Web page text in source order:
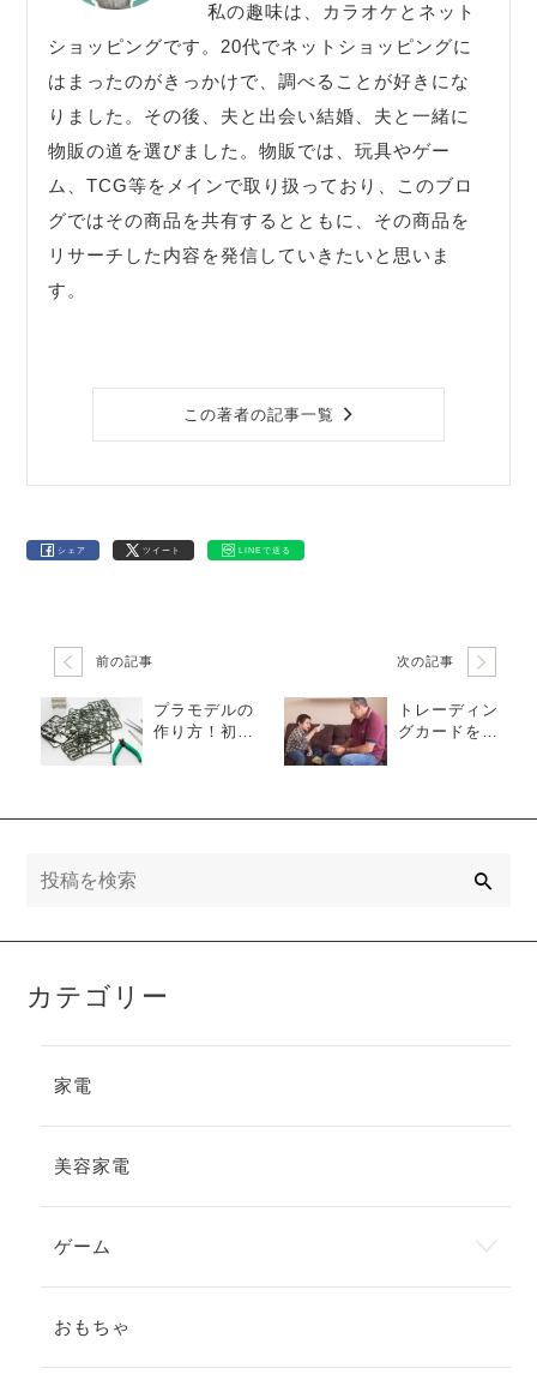
私の趣味は、カラオケとネット
ショッピングです。20代でネットショッピングに
はまったのがきっかけで、調べることが好きにな
りました。その後、夫と出会い結婚、夫と一緒に
物販の道を選びました。物販では、玩具やゲー
ム、TCG等をメインで取り扱っており、このブロ
グではその商品を共有するとともに、その商品を
リサーチした内容を発信していきたいと思いま
す。
この著者の記事一覧
シェア ツイート LINEで送る
前の記事
プラモデルの
作り方！初心
次の記事
トレーディン
グカードを家
カテゴリー
家電
美容家電
ゲーム
おもちゃ